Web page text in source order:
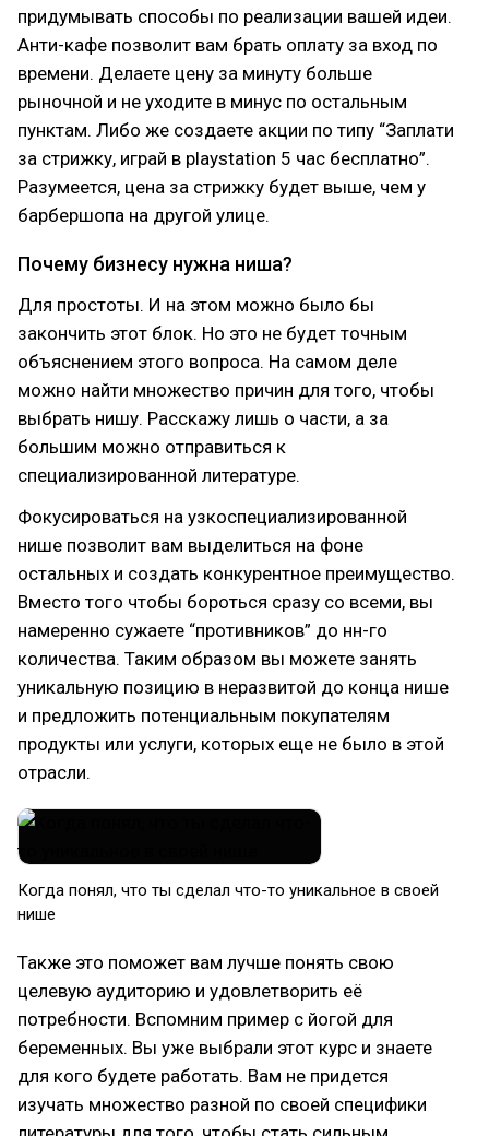
придумывать способы по реализации вашей идеи.
Анти-кафе позволит вам брать оплату за вход по
времени. Делаете цену за минуту больше
рыночной и не уходите в минус по остальным
пунктам. Либо же создаете акции по типу “Заплати
за стрижку, играй в playstation 5 час бесплатно”.
Разумеется, цена за стрижку будет выше, чем у
барбершопа на другой улице.
Почему бизнесу нужна ниша?
Для простоты. И на этом можно было бы
закончить этот блок. Но это не будет точным
объяснением этого вопроса. На самом деле
можно найти множество причин для того, чтобы
выбрать нишу. Расскажу лишь о части, а за
большим можно отправиться к
специализированной литературе.
Фокусироваться на узкоспециализированной
нише позволит вам выделиться на фоне
остальных и создать конкурентное преимущество.
Вместо того чтобы бороться сразу со всеми, вы
намеренно сужаете “противников” до нн-го
количества. Таким образом вы можете занять
уникальную позицию в неразвитой до конца нише
и предложить потенциальным покупателям
продукты или услуги, которых еще не было в этой
отрасли.
Когда понял, что ты сделал что-то уникальное в своей
нише
Также это поможет вам лучше понять свою
целевую аудиторию и удовлетворить её
потребности. Вспомним пример с йогой для
беременных. Вы уже выбрали этот курс и знаете
для кого будете работать. Вам не придется
изучать множество разной по своей специфики